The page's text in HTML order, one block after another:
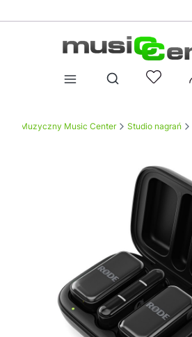
Otwórz wyszukiwarkę
Muzyczny Music Center Studio nagrań